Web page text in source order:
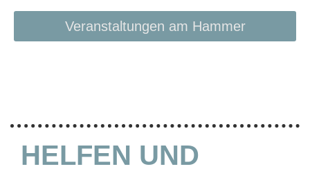
Veranstaltungen am Hammer
HELFEN UND